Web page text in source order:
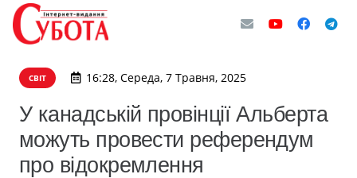
СВІТ 16:28, Середа, 7 Травня, 2025
У канадській провінції Альберта
можуть провести референдум
про відокремлення